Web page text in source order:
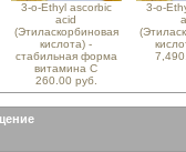
3-o-Ethyl ascorbic
acid
(Этиласкорбиновая
кислота) -
стабильная форма
витамина С
260.00 руб.
3-o-